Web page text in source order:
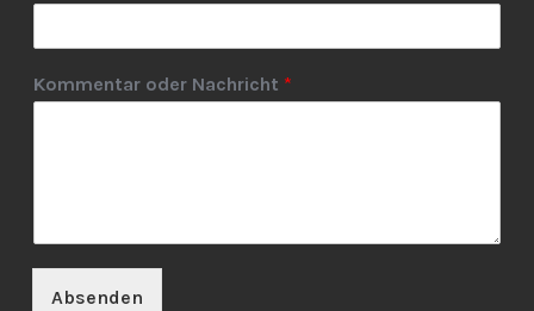
Kommentar oder Nachricht *
Absenden